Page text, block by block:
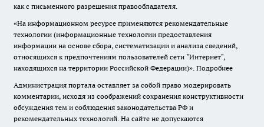
как с письменного разрешения правообладателя.
«На информационном ресурсе применяются рекомендательные
технологии (информационные технологии предоставления
информации на основе сбора, систематизации и анализа сведений,
относящихся к предпочтениям пользователей сети "Интернет",
находящихся на территории Российской Федерации)». Подробнее
Администрация портала оставляет за собой право модерировать
комментарии, исходя из соображений сохранения конструктивности
обсуждения тем и соблюдения законодательства РФ и
рекомендательных технологий. На сайте не допускаются